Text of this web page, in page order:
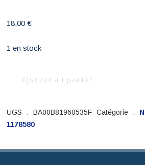
18,00€
1 en stock
Ajouter au panier
UGS :BA00B81960535F Catégorie :
1178580